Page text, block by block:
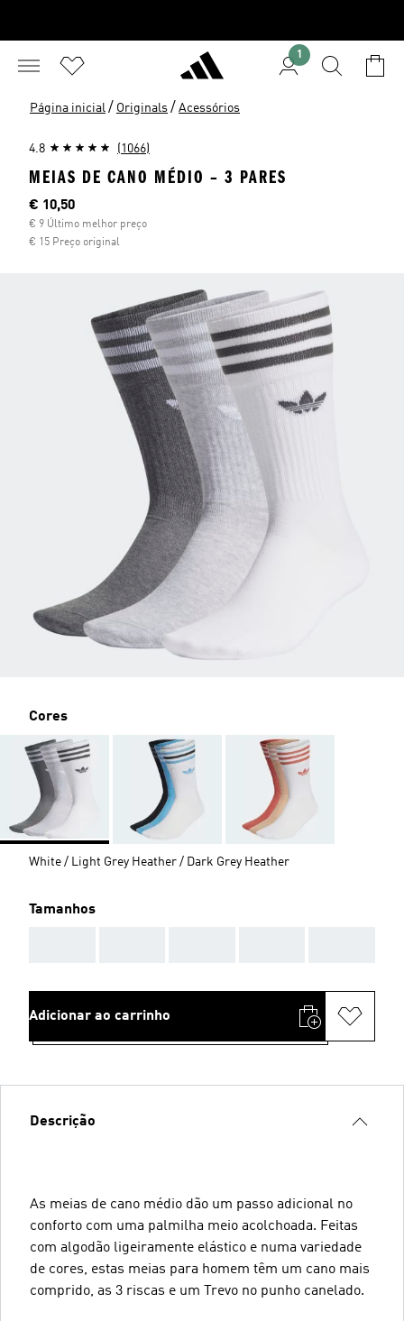
1
Página inicial / Originals / Acessórios
4.8 (1066)
MEIAS DE CANO MÉDIO – 3 PARES
Preço atual
€ 10,50
€ 9 Último melhor preço
€ 15 Preço original
Cores
White / Light Grey Heather / Dark Grey Heather
Tamanhos
Adicionar ao carrinho
Descrição
As meias de cano médio dão um passo adicional no
conforto com uma palmilha meio acolchoada. Feitas
com algodão ligeiramente elástico e numa variedade
de cores, estas meias para homem têm um cano mais
comprido, as 3 riscas e um Trevo no punho canelado.